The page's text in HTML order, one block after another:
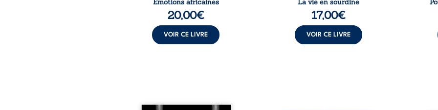
Émotions africaines
20,00€
VOIR CE LIVRE
La vie en sourdine
17,00€
VOIR CE LIVRE